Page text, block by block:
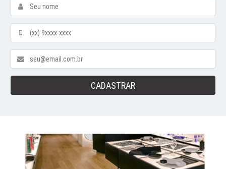
CADASTRAR